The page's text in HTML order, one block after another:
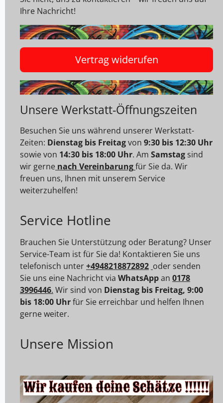
Ihre Nachricht!
Vertrag widerufen
Unsere Werkstatt-Öffnungszeiten
Besuchen Sie uns während unserer Werkstatt-
Zeiten: Dienstag bis Freitagvon 9:30 bis 12:30 Uhr
sowie von 14:30 bis 18:00 Uhr. Am Samstag sind
wir gerne nach Vereinbarungfür Sie da. Wir
freuen uns, Ihnen mit unserem Service
weiterzuhelfen!
Service Hotline
Brauchen Sie Unterstützung oder Beratung? Unser
Service-Team ist für Sie da! Kontaktieren Sie uns
telefonisch unter+4948218872892 oder senden
Sie uns eine Nachricht via WhatsAppan 0178
3996446. Wir sind von Dienstag bis Freitag, 9:00
bis 18:00 Uhrfür Sie erreichbar und helfen Ihnen
gerne weiter.
Unsere Mission